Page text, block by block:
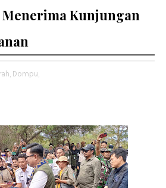
Kunjungan
Dompu,